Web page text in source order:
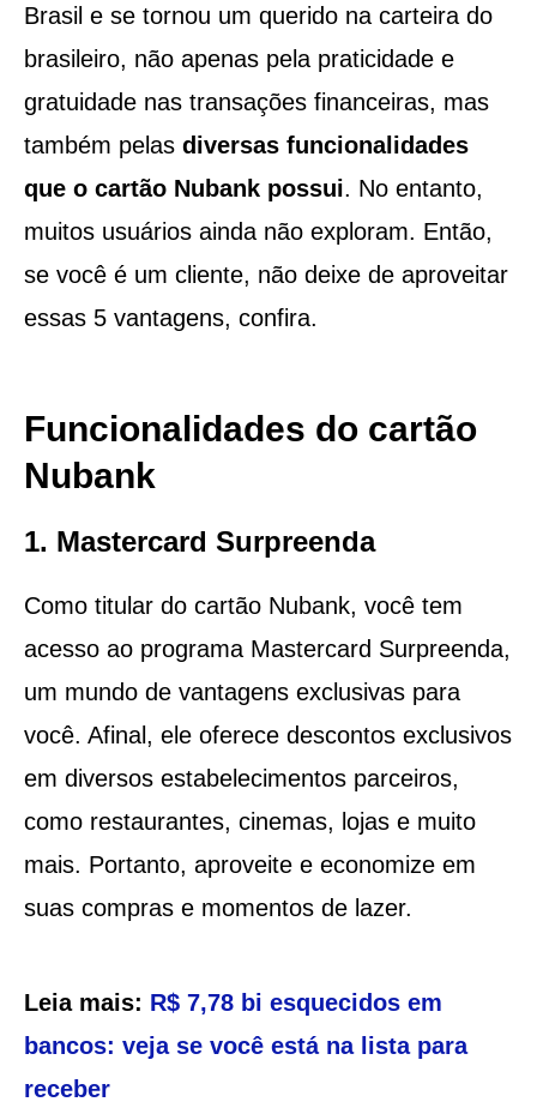
Brasil e se tornou um querido na carteira do
brasileiro, não apenas pela praticidade e
gratuidade nas transações financeiras, mas
também pelas diversas funcionalidades
que o cartão Nubank possui. No entanto,
muitos usuários ainda não exploram. Então,
se você é um cliente, não deixe de aproveitar
essas 5 vantagens, confira.
Funcionalidades do cartão
Nubank
1. Mastercard Surpreenda
Como titular do cartão Nubank, você tem
acesso ao programa Mastercard Surpreenda,
um mundo de vantagens exclusivas para
você. Afinal, ele oferece descontos exclusivos
em diversos estabelecimentos parceiros,
como restaurantes, cinemas, lojas e muito
mais. Portanto, aproveite e economize em
suas compras e momentos de lazer.
Leia mais: R$ 7,78 bi esquecidos em
bancos: veja se você está na lista para
receber